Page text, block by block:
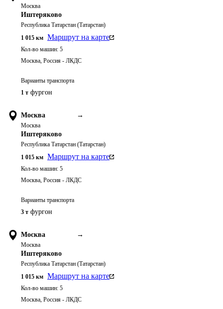
Москва
Иштеряково
Республика Татарстан (Татарстан)
1 015 км Маршрут на карте
Кол-во машин: 5
Москва, Россия - ЛКДС
Варианты транспорта
1 т фургон
Москва →
Москва
Иштеряково
Республика Татарстан (Татарстан)
1 015 км Маршрут на карте
Кол-во машин: 5
Москва, Россия - ЛКДС
Варианты транспорта
3 т фургон
Москва →
Москва
Иштеряково
Республика Татарстан (Татарстан)
1 015 км Маршрут на карте
Кол-во машин: 5
Москва, Россия - ЛКДС